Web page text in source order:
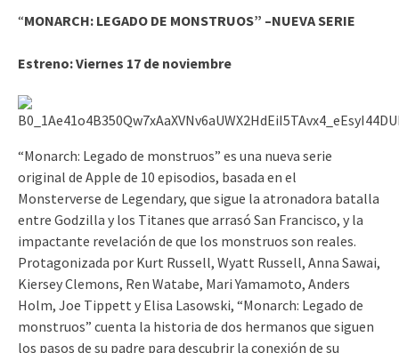
“MONARCH: LEGADO DE MONSTRUOS” –NUEVA SERIE
Estreno:Viernes 17 de noviembre
“Monarch: Legado de monstruos” es una nueva serie
original de Apple de 10 episodios, basada en el
Monsterverse de Legendary, que sigue la atronadora batalla
entre Godzilla y los Titanes que arrasó San Francisco, y la
impactante revelación de que los monstruos son reales.
Protagonizada por Kurt Russell, Wyatt Russell, Anna Sawai,
Kiersey Clemons, Ren Watabe, Mari Yamamoto, Anders
Holm, Joe Tippett y Elisa Lasowski, “Monarch: Legado de
monstruos” cuenta la historia de dos hermanos que siguen
los pasos de su padre para descubrir la conexión de su